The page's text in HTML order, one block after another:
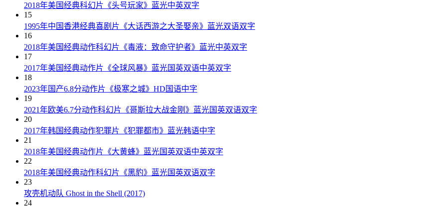
2018年美国经典科幻片《头号玩家》蓝光中英双字
15
1995年中国香港经典喜剧片《大话西游之大圣娶亲》蓝光双语双字
16
2018年美国经典动作科幻片《毒液：致命守护者》蓝光中英双字
17
2017年美国经典动作片《全球风暴》蓝光国英双语中英双字
18
2023年国产6.8分动作片《极寒之城》HD国语中字
19
2021年欧美6.7分动作科幻片《哥斯拉大战金刚》蓝光国英双语双字
20
2017年韩国经典动作犯罪片《犯罪都市》蓝光韩语中字
21
2018年美国经典动作片《大黄蜂》蓝光国英双语中英双字
22
2018年美国经典动作科幻片《黑豹》蓝光国英双语双字
23
攻壳机动队 Ghost in the Shell (2017)
24